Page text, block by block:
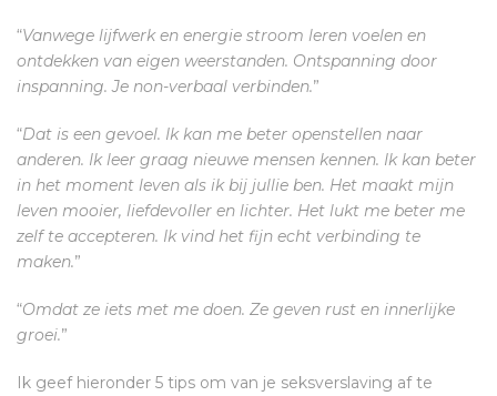
“Vanwege lijfwerk en energie stroom leren voelen en
ontdekken van eigen weerstanden. Ontspanning door
inspanning. Je non-verbaal verbinden.”
“Dat is een gevoel. Ik kan me beter openstellen naar
anderen. Ik leer graag nieuwe mensen kennen. Ik kan beter
in het moment leven als ik bij jullie ben. Het maakt mijn
leven mooier, liefdevoller en lichter. Het lukt me beter me
zelf te accepteren. Ik vind het fijn echt verbinding te
maken.”
“Omdat ze iets met me doen. Ze geven rust en innerlijke
groei.”
Ik geef hieronder 5 tips om van je seksverslaving af te